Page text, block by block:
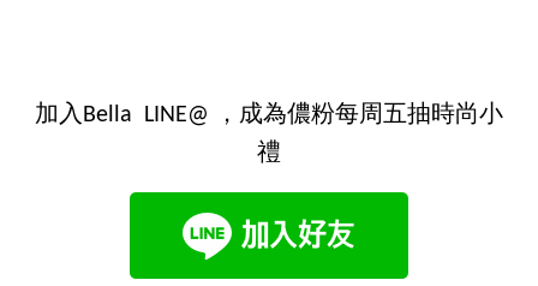
加入Bella LINE@ ，成為儂粉每周五抽時尚小
禮